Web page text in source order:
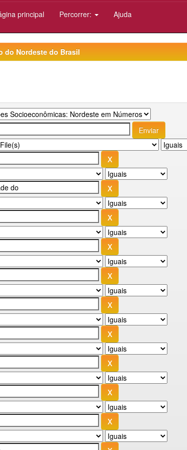
principal Percorrer: Ajuda
do Nordeste do Brasil